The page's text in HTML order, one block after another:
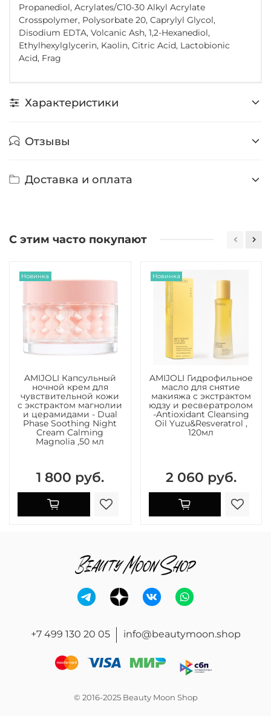
Propanediol, Acrylates/C10-30 Alkyl Acrylate
Crosspolymer, Polysorbate 20, Caprylyl Glycol,
Disodium EDTA, Volcanic Ash, 1,2-Hexanediol,
Ethylhexylglycerin, Kaolin, Citric Acid, Lactobionic
Acid, Frag
Характеристики
Отзывы
Доставка и оплата
С этим часто покупают
Новинка
AMIJOLI Капсульный
ночной крем для
чувствительной кожи
с экстрактом магнолии
и церамидами - Dual
Phase Soothing Night
Сream Calming
Magnolia ,50 мл
1 800 руб.
Новинка
AMIJOLI Гидрофильное
масло для снятие
макияжа с экстрактом
юдзу и ресвератролом
-Antioxidant Cleansing
Oil Yuzu&Resveratrol ,
120мл
2 060 руб.
+7 499 130 20 05 info@beautymoon.shop
© 2016-2025 Beauty Moon Shop